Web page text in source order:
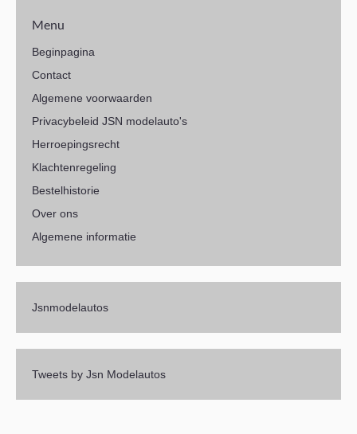
Menu
Beginpagina
Contact
Algemene voorwaarden
Privacybeleid JSN modelauto's
Herroepingsrecht
Klachtenregeling
Bestelhistorie
Over ons
Algemene informatie
Jsnmodelautos
Tweets by Jsn Modelautos